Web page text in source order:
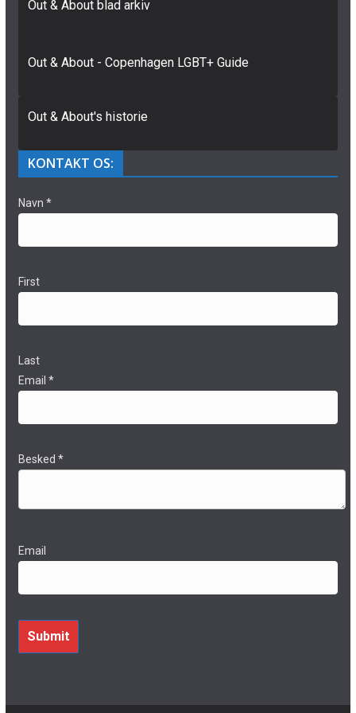
Out & About blad arkiv
Out & About - Copenhagen LGBT+ Guide
Out & About's historie
KONTAKT OS:
Navn *
First
Last
Email *
Besked *
Email
Submit